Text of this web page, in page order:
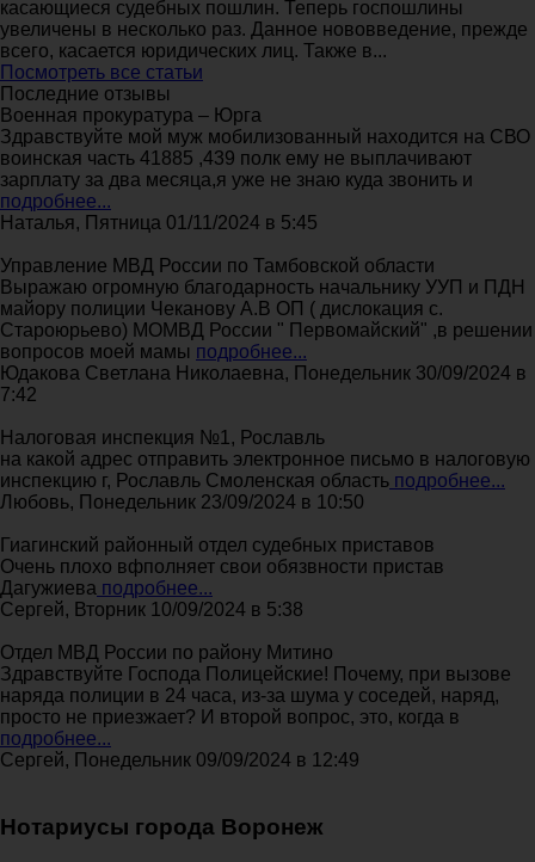
касающиеся судебных пошлин. Теперь госпошлины
увеличены в несколько раз. Данное нововведение, прежде
всего, касается юридических лиц. Также в...
Посмотреть все статьи
Последние отзывы
Военная прокуратура – Юрга
Здравствуйте мой муж мобилизованный находится на СВО
воинская часть 41885 ,439 полк ему не выплачивают
зарплату за два месяца,я уже не знаю куда звонить и
подробнее...
Наталья, Пятница 01/11/2024 в 5:45
Управление МВД России по Тамбовской области
Выражаю огромную благодарность начальнику УУП и ПДН
майору полиции Чеканову А.В ОП ( дислокация с.
Староюрьево) МОМВД России " Первомайский" ,в решении
вопросов моей мамы подробнее...
Юдакова Светлана Николаевна, Понедельник 30/09/2024 в
7:42
Налоговая инспекция №1, Рославль
на какой адрес отправить электронное письмо в налоговую
инспекцию г, Рославль Смоленская область подробнее...
Любовь, Понедельник 23/09/2024 в 10:50
Гиагинский районный отдел судебных приставов
Очень плохо вфполняет свои обязвности пристав
Дагужиева подробнее...
Сергей, Вторник 10/09/2024 в 5:38
Отдел МВД России по району Митино
Здравствуйте Господа Полицейские! Почему, при вызове
наряда полиции в 24 часа, из-за шума у соседей, наряд,
просто не приезжает? И второй вопрос, это, когда в
подробнее...
Сергей, Понедельник 09/09/2024 в 12:49
Нотариусы города Воронеж